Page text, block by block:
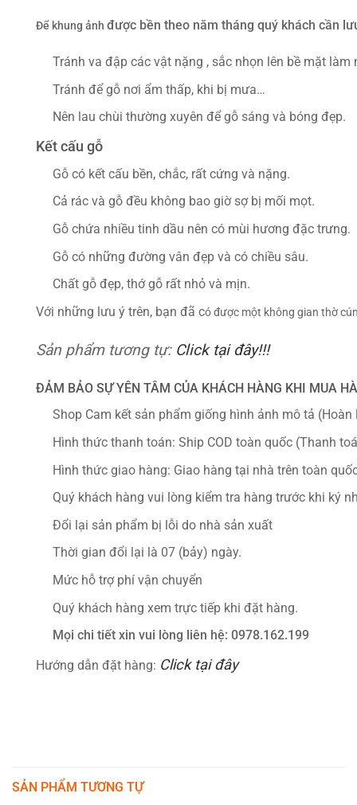
Để khung ảnh được bền theo năm tháng quý khách cần
Tránh va đập các vật nặng , sắc nhọn lên bề mặt làm
Tránh để gỗ nơi ẩm thấp, khi bị mưa…
Nên lau chùi thường xuyên để gỗ sáng và bóng đẹp.
Kết cấu gỗ
Gỗ có kết cấu bền, chắc, rất cứng và nặng.
Cả rác và gỗ đều không bao giờ sợ bị mối mọt.
Gỗ chứa nhiều tinh dầu nên có mùi hương đặc trưng.
Gỗ có những đường vân đẹp và có chiều sâu.
Chất gỗ đẹp, thớ gỗ rất nhỏ và mịn.
Với những lưu ý trên, bạn đã có được một không gian thờ
Sản phẩm tương tự: Click tại đây!!!
ĐẢM BẢO SỰ YÊN TÂM CỦA KHÁCH HÀNG KHI MUA
Shop Cam kết sản phẩm giống hình ảnh mô tả
Hình thức thanh toán: Ship COD toàn quốc (Thanh
Hình thức giao hàng: Giao hàng tại nhà trên toàn
Quý khách hàng vui lòng kiểm tra hàng trước khi ký
Đổi lại sản phẩm bị lỗi do nhà sản xuất
Thời gian đổi lại là 07 (bảy) ngày.
Mức hỗ trợ phí vận chuyển
Quý khách hàng xem trực tiếp khi đặt hàng.
Mọi chi tiết xin vui lòng liên hệ: 0978.162.199
Hướng dẫn đặt hàng: Click tại đây
SẢN PHẨM TƯƠNG TỰ